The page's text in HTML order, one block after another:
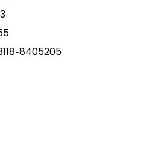
8405205